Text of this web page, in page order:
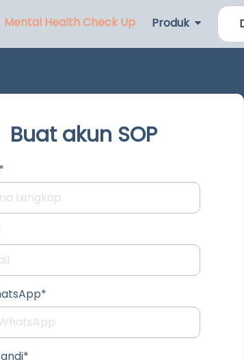
Mental Health Check Up Produk
Buat akun SOP